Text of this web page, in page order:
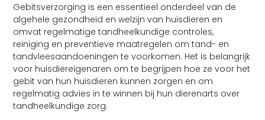
Gebitsverzorging is een essentieel onderdeel van de
algehele gezondheid en welzijn van huisdieren en
omvat regelmatige tandheelkundige controles,
reiniging en preventieve maatregelen om tand- en
tandvleesaandoeningen te voorkomen. Het is belangrijk
voor huisdiereigenaren om te begrijpen hoe ze voor het
gebit van hun huisdieren kunnen zorgen en om
regelmatig advies in te winnen bij hun dierenarts over
tandheelkundige zorg.